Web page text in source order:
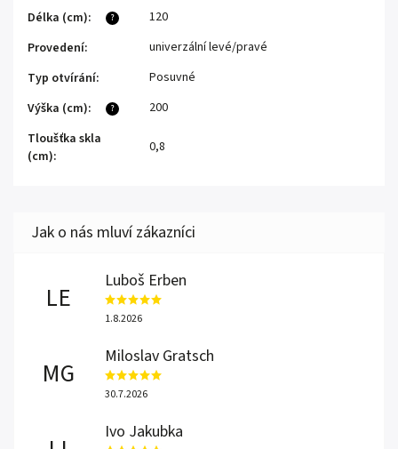
?
Délka (cm):
120
Provedení:
univerzální levé/pravé
Typ otvírání: Posuvné
?
Výška (cm):
200
Tloušťka skla
(cm):
0,8
LE
Luboš Erben
1.8.2026
MG
Miloslav Gratsch
30.7.2026
Ivo Jakubka